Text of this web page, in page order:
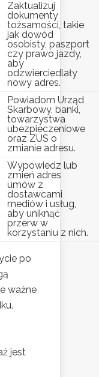
Zaktualizuj
dokumenty
tożsamości, takie
jak dowód
osobisty, paszport
czy prawo jazdy,
aby
odzwierciedlały
nowy adres.
Powiadom Urząd
Skarbowy, banki,
towarzystwa
ubezpieczeniowe
oraz ZUS o
zmianie adresu.
Wypowiedz lub
zmień adres
umów z
dostawcami
mediów i usług,
aby uniknąć
przerw w
korzystaniu z nich.
po
ważne
jest